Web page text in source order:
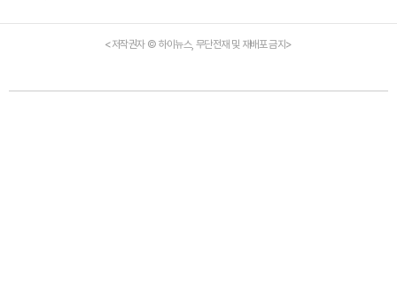
<저작권자 © 하이뉴스, 무단전재 및 재배포 금지>